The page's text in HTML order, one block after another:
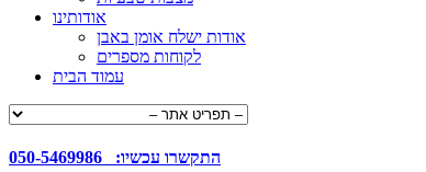
אודותינו
אודות ישלח אומן באבן
לקוחות מספרים
עמוד הבית
050-5469986 :התקשרו עכשיו